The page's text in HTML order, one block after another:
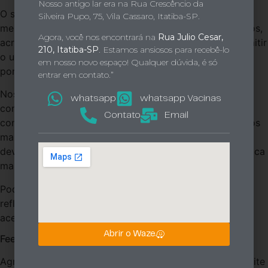
O site
Labene está se esforçando constantemente para
melhorar a acessibilidade do seu site e dos seus serviços,
acreditando que é nossa obrigação moral coletiva permitir
o uso contínuo, acessível e sem impedimentos para os
portadores de necessidades especiais.
Nosso objetivo é tornar acessíveis todas as páginas e
conteúdos do sitehttps://labene.com.br/
conteúdos podem ainda não atender completamente aos
mais altos padrões de acessibilidade. Isso pode ocorrer
devido a desafios na identificação da solução tecnológica
mais adequada.
Podemos revisar esta declaração periodicamente, para
refletir melhorias ou alterações nas nossas práticas de
acessibilidade.
Feedback
Agradecemos seu feedback sobre a acessibilidade do site
Nosso antigo lar era na Rua Crescêncio da
Silveira Pupo, 75, Vila Cassaro, Itatiba-SP.
Agora, você nos encontrará na Rua Julio Cesar,
210, Itatiba-SP. Estamos ansiosos para recebê-lo
em nosso novo espaço! Qualquer dúvida, é só
entrar em contato.”
whatsapp
whatsapp Vacinas
Contato
Email
Abrir o Waze